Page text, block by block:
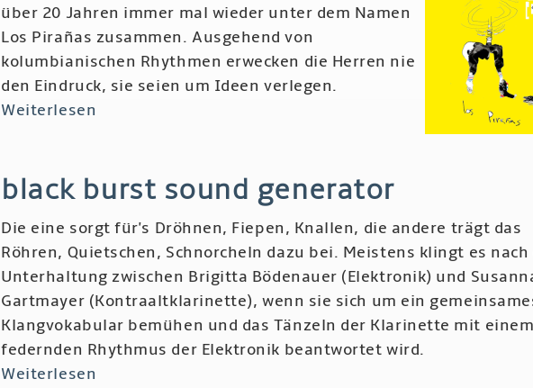
über 20 Jahren immer mal wieder unter dem Namen
Los Pirañas zusammen. Ausgehend von
kolumbianischen Rhythmen erwecken die Herren nie
den Eindruck, sie seien um Ideen verlegen.
Weiterlesen
-
Golpazo
en
Keroxen
black burst sound generator
Die eine sorgt für's Dröhnen, Fiepen, Knallen, die andere trägt das
Röhren, Quietschen, Schnorcheln dazu bei. Meistens klingt es
Unterhaltung zwischen Brigitta Bödenauer (Elektronik) und
Gartmayer (Kontraaltklarinette), wenn sie sich um ein
Klangvokabular bemühen und das Tänzeln der Klarinette mit einem
federnden Rhythmus der Elektronik beantwortet wird.
Weiterlesen